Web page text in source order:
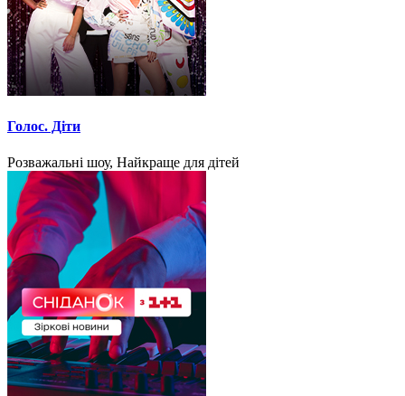
Голос. Діти
Розважальні шоу, Найкраще для дітей